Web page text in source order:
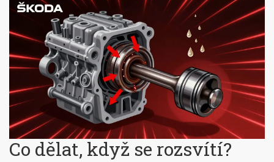
Co dělat, když se rozsvítí?